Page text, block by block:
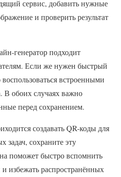
сервис, добавить нужные
и проверить результат
генератор подходит
Если же нужен быстрый
встроенными
В обоих случаях важно
перед сохранением.
создавать QR-коды для
задач, сохраните эту
поможет быстро вспомнить
избежать распространённых